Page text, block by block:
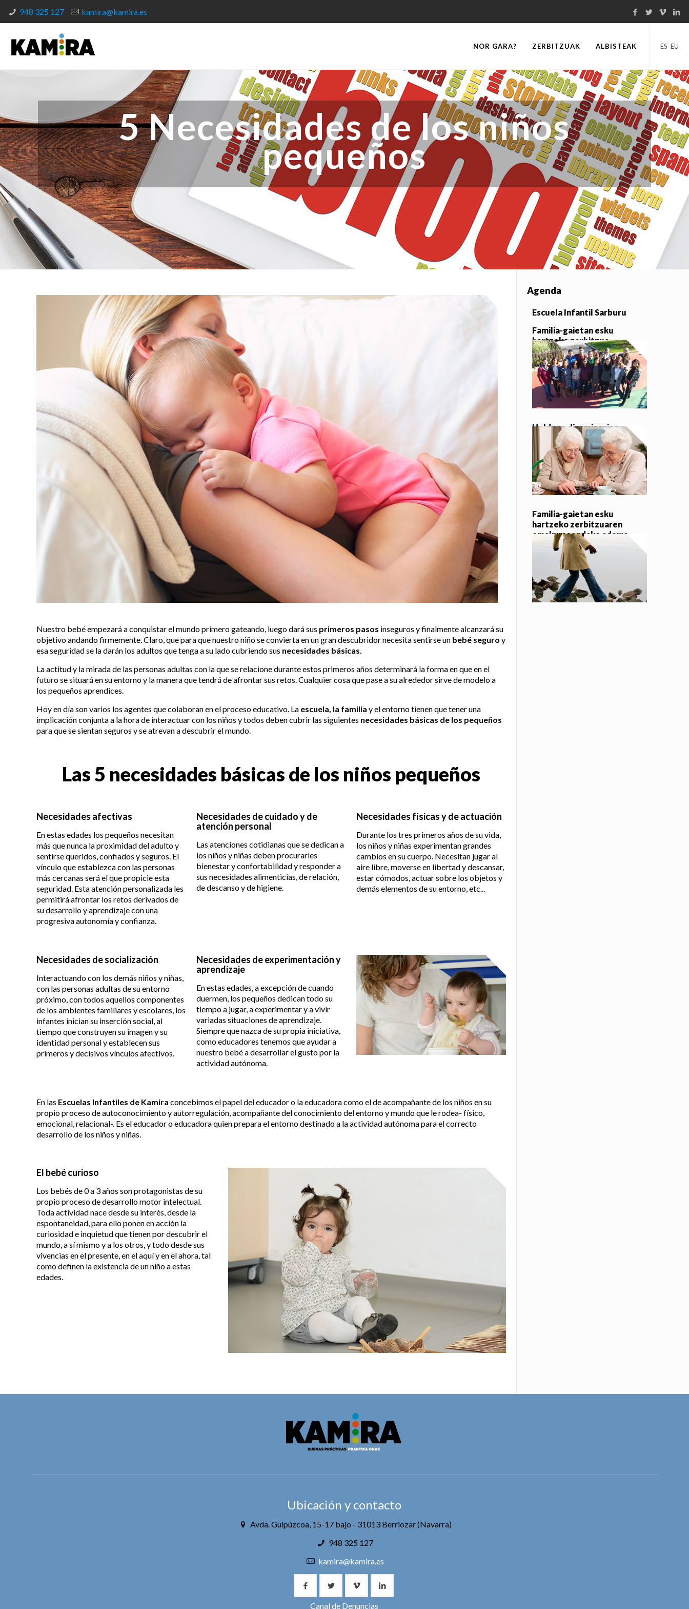
948 325 127 kamira@kamira.es
NOR GARA? ZERBITZUAK ALBISTEAK ES EU
5 Necesidades de los niños
pequeños
Nuestro bebé empezará a conquistar el mundo primero gateando, luego dará sus primeros pasos inseguros y finalmente alcanzará su
objetivo andando firmemente. Claro, que para que nuestro niño se convierta en un gran descubridor necesita sentirse un bebé seguro y
esa seguridad se la darán los adultos que tenga a su lado cubriendo sus necesidades básicas.
La actitud y la mirada de las personas adultas con la que se relacione durante estos primeros años determinará la forma en que en el
futuro se situará en su entorno y la manera que tendrá de afrontar sus retos. Cualquier cosa que pase a su alrededor sirve de modelo a
los pequeños aprendices.
Hoy en día son varios los agentes que colaboran en el proceso educativo. La escuela, la familia y el entorno tienen que tener una
implicación conjunta a la hora de interactuar con los niños y todos deben cubrir las siguientes necesidades básicas de los pequeños
para que se sientan seguros y se atrevan a descubrir el mundo.
Las 5 necesidades básicas de los niños pequeños
Necesidades afectivas
En estas edades los pequeños necesitan
más que nunca la proximidad del adulto y
sentirse queridos, confiados y seguros. El
vínculo que establezca con las personas
más cercanas será el que propicie esta
seguridad. Esta atención personalizada les
permitirá afrontar los retos derivados de
su desarrollo y aprendizaje con una
progresiva autonomía y confianza.
Necesidades de cuidado y de
atención personal
Las atenciones cotidianas que se dedican a
los niños y niñas deben procurarles
bienestar y confortabilidad y responder a
sus necesidades alimenticias, de relación,
de descanso y de higiene.
Necesidades físicas y de actuación
Durante los tres primeros años de su vida,
los niños y niñas experimentan grandes
cambios en su cuerpo. Necesitan jugar al
aire libre, moverse en libertad y descansar,
estar cómodos, actuar sobre los objetos y
demás elementos de su entorno, etc...
Necesidades de socialización
Interactuando con los demás niños y niñas,
con las personas adultas de su entorno
próximo, con todos aquellos componentes
de los ambientes familiares y escolares, los
infantes inician su inserción social, al
tiempo que construyen su imagen y su
identidad personal y establecen sus
primeros y decisivos vínculos afectivos.
Necesidades de experimentación y
aprendizaje
En estas edades, a excepción de cuando
duermen, los pequeños dedican todo su
tiempo a jugar, a experimentar y a vivir
variadas situaciones de aprendizaje.
Siempre que nazca de su propia iniciativa,
como educadores tenemos que ayudar a
nuestro bebé a desarrollar el gusto por la
actividad autónoma.
En las Escuelas Infantiles de Kamira concebimos el papel del educador o la educadora como el de acompañante de los niños en su
propio proceso de autoconocimiento y autorregulación, acompañante del conocimiento del entorno y mundo que le rodea- físico,
emocional, relacional-. Es el educador o educadora quien prepara el entorno destinado a la actividad autónoma para el correcto
desarrollo de los niños y niñas.
El bebé curioso
Los bebés de 0 a 3 años son protagonistas de su
propio proceso de desarrollo motor intelectual.
Toda actividad nace desde su interés, desde la
espontaneidad, para ello ponen en acción la
curiosidad e inquietud que tienen por descubrir el
mundo, a sí mismo y a los otros, y todo desde sus
vivencias en el presente, en el aquí y en el ahora, tal
como definen la existencia de un niño a estas
edades.
Agenda
Escuela Infantil Sarburu
Familia-gaietan esku
hartzeko zerbitzua
Helduen dinamizazioa
Familia-gaietan esku
hartzeko zerbitzuaren
emakumeendako adarra
Ubicación y contacto
Avda. Guipúzcoa, 15-17 bajo - 31013 Berriozar (Navarra)
948 325 127
kamira@kamira.es
Canal de Denuncias